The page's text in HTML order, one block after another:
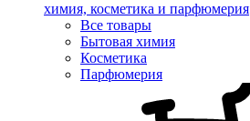
химия, косметика и парфюмерия
Все товары
Бытовая химия
Косметика
Парфюмерия